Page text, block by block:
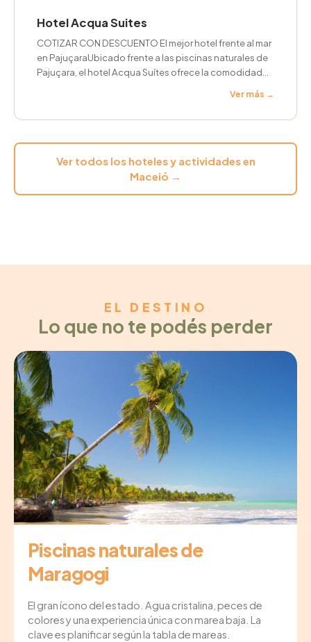
Hotel Acqua Suites
COTIZAR CON DESCUENTO El mejor hotel frente al mar
en PajuçaraUbicado frente a las piscinas naturales de
Pajuçara, el hotel Acqua Suítes ofrece la comodidad…
Ver más →
Ver todos los hoteles y actividades en
Maceió →
EL DESTINO
Lo que no te podés perder
Piscinas naturales de
Maragogi
El gran ícono del estado. Agua cristalina, peces de
colores y una experiencia única con marea baja. La
clave es planificar según la tabla de mareas.